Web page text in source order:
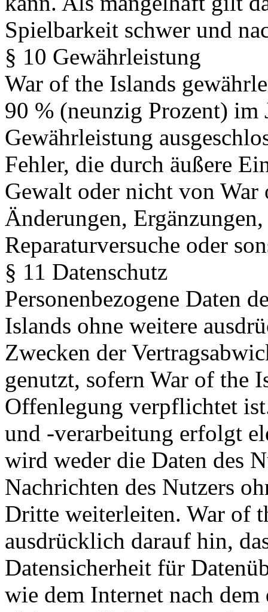
Spielbarkeit schwer und
§ 10 Gewährleistung
War of the Islands
90 % (neunzig Prozent) im
Gewährleistung
Fehler, die durch äußere
Gewalt oder nicht von
Änderungen,
Reparaturversuche oder
§ 11 Datenschutz
Personenbezogene Daten
Islands ohne weitere
Zwecken der
genutzt, sofern War of the
Offenlegung verpflichtet
und -verarbeitung erfolgt
wird weder die Daten des
Nachrichten des Nutzers
Dritte weiterleiten. War of
ausdrücklich darauf hin,
Datensicherheit für
wie dem Internet nach